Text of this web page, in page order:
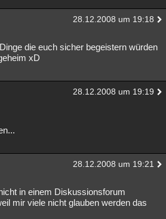
28.12.2008 um 19:18
die euch sicher begeistern würden
xD
28.12.2008 um 19:19
28.12.2008 um 19:21
in einem Diskussionsforum
mir viele nicht glauben werden das